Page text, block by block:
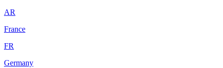
AR
France
FR
Germany